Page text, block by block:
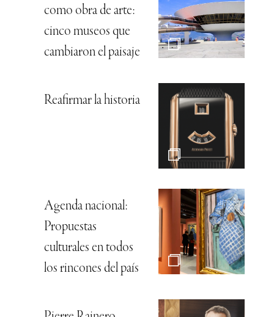
como obra de arte:
cinco museos que
cambiaron el paisaje
Reafirmar la historia
Agenda nacional:
Propuestas
culturales en todos
los rincones del país